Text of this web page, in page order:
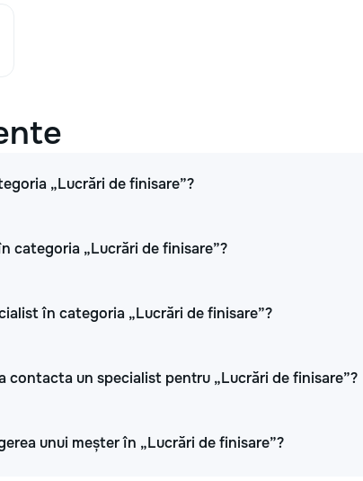
„Lucrări de finisare”?
categoria „Lucrări de finisare”?
în categoria „Lucrări de finisare”?
contacta un specialist pentru „Lucrări de finisare”?
unui meșter în „Lucrări de finisare”?